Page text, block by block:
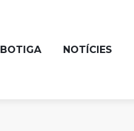
BOTIGA NOTÍCIES